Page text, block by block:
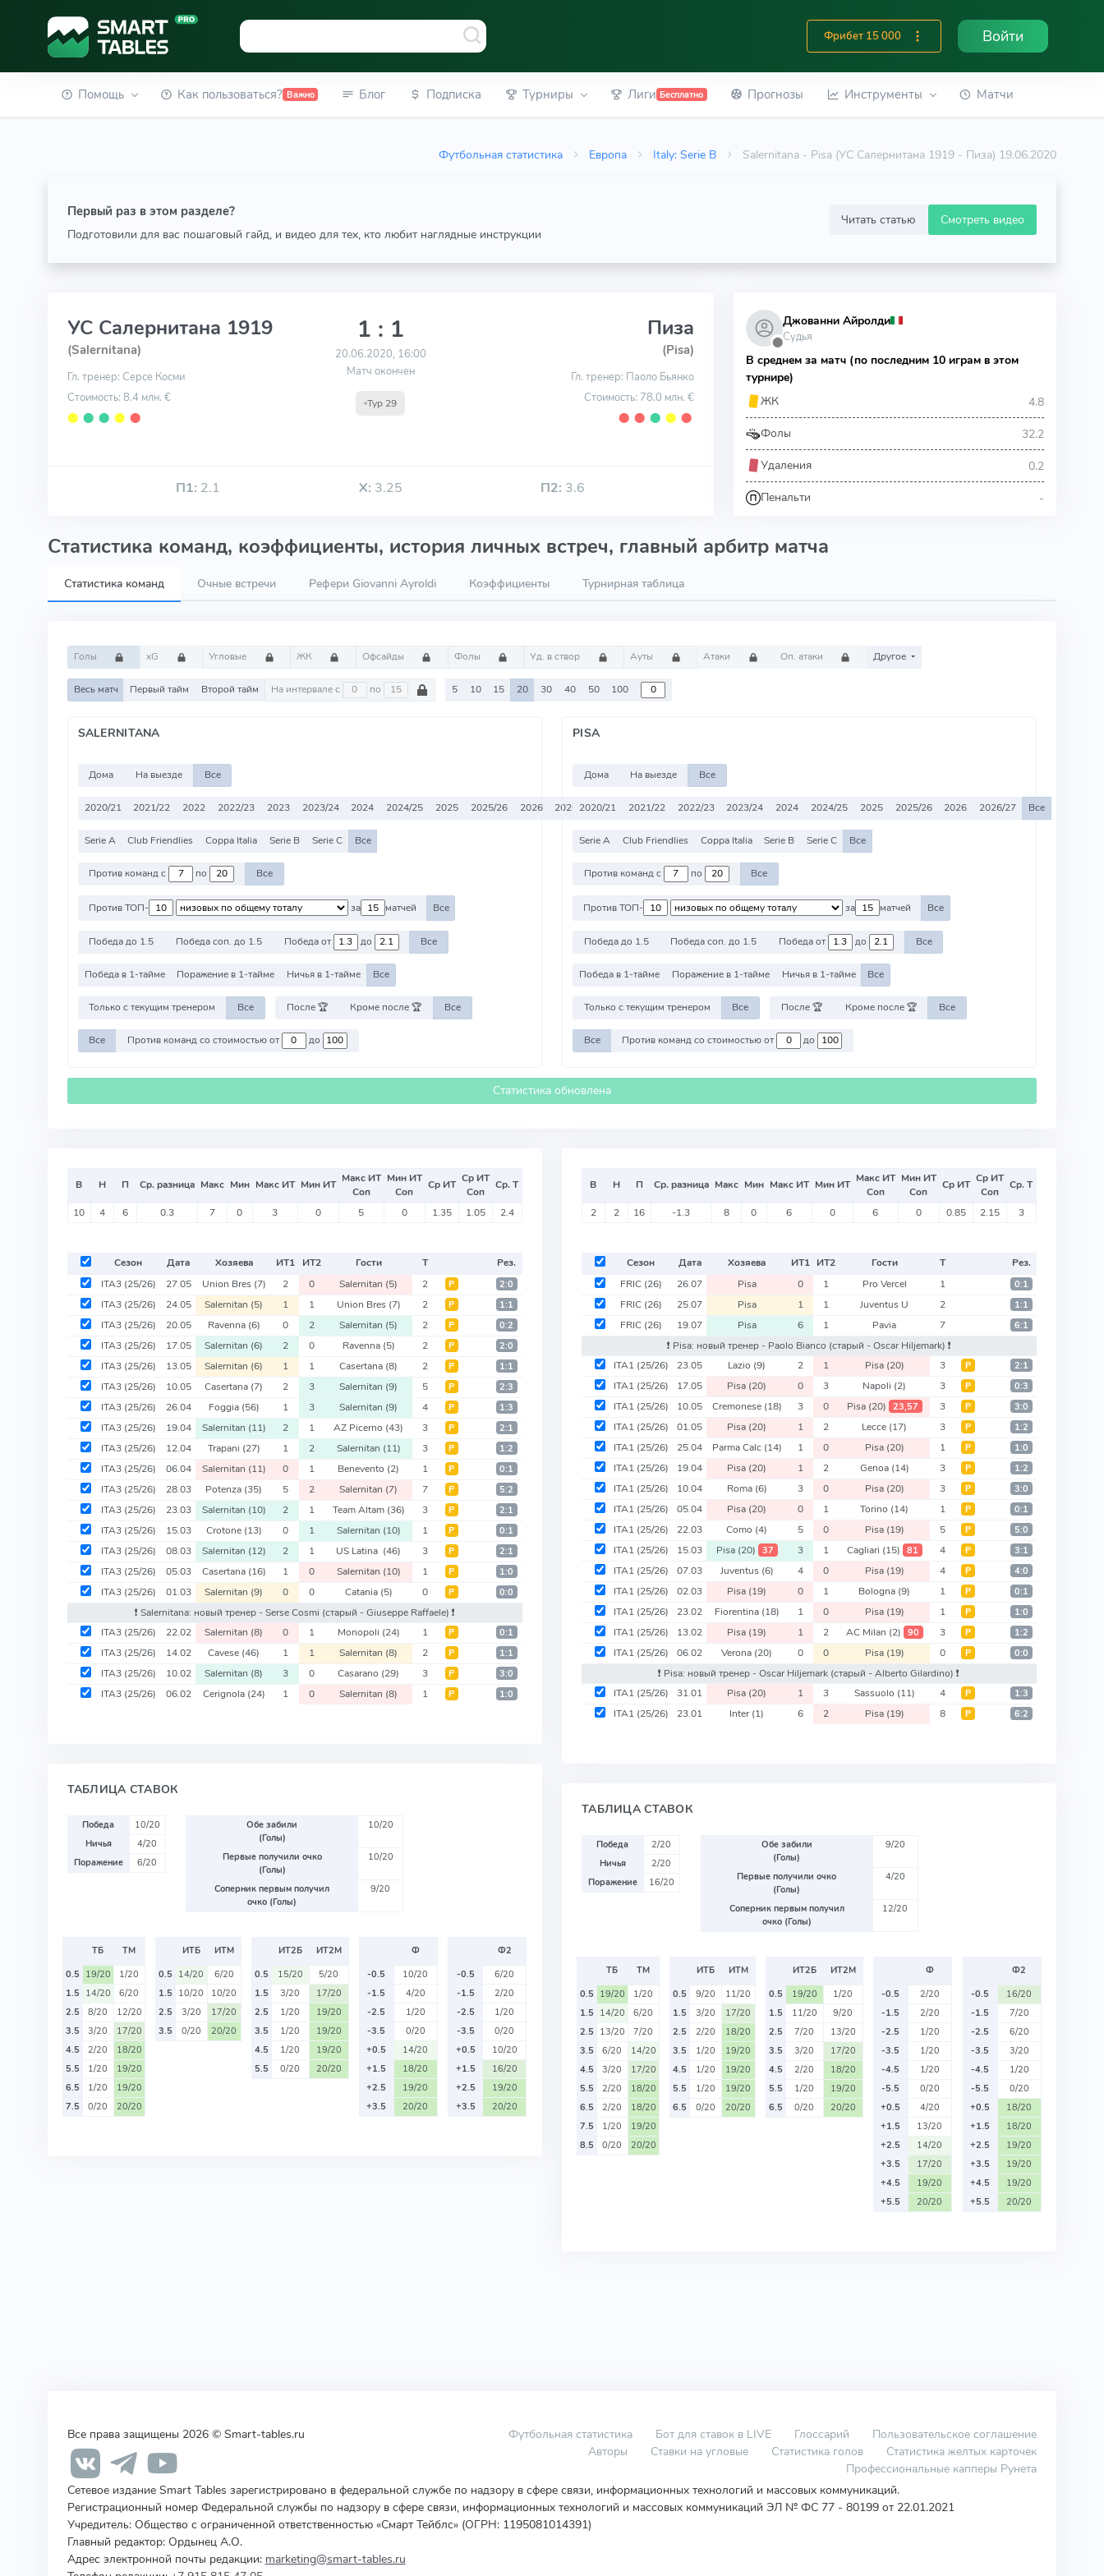
Фрибет 15 000 Войти
Помощь Как пользоваться? Важно Блог Подписка Турниры Лиги Бесплатно Прогнозы Инструменты Матчи
Футбольная статистика Европа Italy: Serie B Salernitana - Pisa (УС Салернитана 1919 - Пиза) 19.06.2020
Первый раз в этом разделе?
Подготовили для вас пошаговый гайд, и видео для тех, кто любит наглядные инструкции
Читать статью Смотреть видео
УС Салернитана 1919
(Salernitana)
Гл. тренер: Серсе Косми
Стоимость: 8.4 млн. €
⬤ ⬤ ⬤ ⬤ ⬤
1 : 1
20.06.2020, 16:00
Матч окончен
Тур 29
Пиза
(Pisa)
Гл. тренер: Паоло Бьянко
Стоимость: 78.0 млн. €
⬤ ⬤ ⬤ ⬤ ⬤
П1: 2.1 Х: 3.25 П2: 3.6
⬤
Джованни Айролди
Судья
В среднем за матч (по последним 10 играм в этом
турнире)
ЖК
4.8
Фолы 32.2
Удаления 0.2
Пенальти -
Статистика команд, коэффициенты, история личных встреч, главный арбитр матча
Статистика команд Очные встречи Рефери Giovanni Ayroldi Коэффициенты Турнирная таблица
Голы xG Угловые ЖК Офсайды Фолы Уд. в створ Ауты Атаки Оп. атаки Другое
Весь матч Первый тайм Второй тайм На интервале с по 5 10 15 20 30 40 50 100
SALERNITANA
Дома На выезде Все
2020/21 2021/22 2022 2022/23 2023 2023/24 2024 2024/25 2025 2025/26 2026 2026/27 Все
Serie A Club Friendlies Coppa Italia Serie B Serie C Все
Против команд с по Все
Против ТОП- за матчей Все
Победа до 1.5 Победа соп. до 1.5 Победа от до Все
Победа в 1-тайме Поражение в 1-тайме Ничья в 1-тайме Все
Только с текущим тренером Все После 🏆 Кроме после 🏆 Все
Все Против команд со стоимостью от до
PISA
Дома На выезде Все
2020/21 2021/22 2022/23 2023/24 2024 2024/25 2025 2025/26 2026 2026/27 Все
Serie A Club Friendlies Coppa Italia Serie B Serie C Все
Против команд с по Все
Против ТОП- за матчей Все
Победа до 1.5 Победа соп. до 1.5 Победа от до Все
Победа в 1-тайме Поражение в 1-тайме Ничья в 1-тайме Все
Только с текущим тренером Все После 🏆 Кроме после 🏆 Все
Все Против команд со стоимостью от до
Статистика обновлена
В Н П Ср. разница Макс Мин Макс ИТ Мин ИТ Макс ИТ
Соп
Мин ИТ
Соп
Ср ИТ Ср ИТ
Соп
Ср. Т
10 4 6 0.3 7 0 3 0 5 0 1.35 1.05 2.4
Сезон Дата Хозяева ИТ1 ИТ2 Гости Т
Рез.
ITA3 (25/26) 27.05 Union Bres (7) 2 0 Salernitan (5) 2 Р 2:0
ITA3 (25/26) 24.05 Salernitan (5) 1 1 Union Bres (7) 2 Р 1:1
ITA3 (25/26) 20.05 Ravenna (6) 0 2 Salernitan (5) 2 Р 0:2
ITA3 (25/26) 17.05 Salernitan (6) 2 0 Ravenna (5) 2 Р 2:0
ITA3 (25/26) 13.05 Salernitan (6) 1 1 Casertana (8) 2 Р 1:1
ITA3 (25/26) 10.05 Casertana (7) 2 3 Salernitan (9) 5 Р 2:3
ITA3 (25/26) 26.04 Foggia (56) 1 3 Salernitan (9) 4 Р 1:3
ITA3 (25/26) 19.04 Salernitan (11) 2 1 AZ Picerno (43) 3 Р 2:1
ITA3 (25/26) 12.04 Trapani (27) 1 2 Salernitan (11) 3 Р 1:2
ITA3 (25/26) 06.04 Salernitan (11) 0 1 Benevento (2) 1 Р 0:1
ITA3 (25/26) 28.03 Potenza (35) 5 2 Salernitan (7) 7 Р 5:2
ITA3 (25/26) 23.03 Salernitan (10) 2 1 Team Altam (36) 3 Р 2:1
ITA3 (25/26) 15.03 Crotone (13) 0 1 Salernitan (10) 1 Р 0:1
ITA3 (25/26) 08.03 Salernitan (12) 2 1 US Latina (46) 3 Р 2:1
ITA3 (25/26) 05.03 Casertana (16) 1 0 Salernitan (10) 1 Р 1:0
ITA3 (25/26) 01.03 Salernitan (9) 0 0 Catania (5) 0 Р 0:0
❗️ Salernitana: новый тренер - Serse Cosmi (старый - Giuseppe Raffaele) ❗️
ITA3 (25/26) 22.02 Salernitan (8) 0 1 Monopoli (24) 1 Р 0:1
ITA3 (25/26) 14.02 Cavese (46) 1 1 Salernitan (8) 2 Р 1:1
ITA3 (25/26) 10.02 Salernitan (8) 3 0 Casarano (29) 3 Р 3:0
ITA3 (25/26) 06.02 Cerignola (24) 1 0 Salernitan (8) 1 Р 1:0
ТАБЛИЦА СТАВОК
Победа
10/20
Ничья
4/20
Поражение
6/20
Обе забили
(Голы)
10/20
Первые получили очко
(Голы)
10/20
Соперник первым получил
очко (Голы)
9/20
ТБ
ТМ
0.5 19/20
1/20
1.5 14/20
6/20
2.5
8/20
12/20
3.5
3/20
17/20
4.5
2/20
18/20
5.5
1/20
19/20
6.5
1/20
19/20
7.5
0/20 20/20
ИТБ
ИТМ
0.5 14/20
6/20
1.5 10/20
10/20
2.5
3/20
17/20
3.5
0/20 20/20
ИТ2Б
ИТ2М
0.5
15/20
5/20
1.5
3/20
17/20
2.5
1/20
19/20
3.5
1/20
19/20
4.5
1/20
19/20
5.5
0/20 20/20
Ф
-0.5
10/20
-1.5
4/20
-2.5
1/20
-3.5
0/20
+0.5
14/20
+1.5
18/20
+2.5
19/20
+3.5
20/20
Ф2
-0.5
6/20
-1.5
2/20
-2.5
1/20
-3.5
0/20
+0.5
10/20
+1.5
16/20
+2.5
19/20
+3.5
20/20
В Н П Ср. разница Макс Мин Макс ИТ Мин ИТ Макс ИТ
Соп
Мин ИТ
Соп
Ср ИТ Ср ИТ
Соп
Ср. Т
2 2 16 -1.3 8 0 6 0 6 0 0.85 2.15 3
Сезон Дата Хозяева ИТ1 ИТ2 Гости Т
Рез.
FRIC (26) 26.07 Pisa 0 1 Pro Vercel 1 0:1
FRIC (26) 25.07 Pisa 1 1 Juventus U 2 1:1
FRIC (26) 19.07 Pisa 6 1 Pavia 7 6:1
❗️ Pisa: новый тренер - Paolo Bianco (старый - Oscar Hiljemark) ❗️
ITA1 (25/26) 23.05 Lazio (9) 2 1 Pisa (20) 3 Р 2:1
ITA1 (25/26) 17.05 Pisa (20) 0 3 Napoli (2) 3 Р 0:3
ITA1 (25/26) 10.05 Cremonese (18) 3 0 Pisa (20) 23,57 3 Р 3:0
ITA1 (25/26) 01.05 Pisa (20) 1 2 Lecce (17) 3 Р 1:2
ITA1 (25/26) 25.04 Parma Calc (14) 1 0 Pisa (20) 1 Р 1:0
ITA1 (25/26) 19.04 Pisa (20) 1 2 Genoa (14) 3 Р 1:2
ITA1 (25/26) 10.04 Roma (6) 3 0 Pisa (20) 3 Р 3:0
ITA1 (25/26) 05.04 Pisa (20) 0 1 Torino (14) 1 Р 0:1
ITA1 (25/26) 22.03 Como (4) 5 0 Pisa (19) 5 Р 5:0
ITA1 (25/26) 15.03 Pisa (20) 37 3 1 Cagliari (15) 81 4 Р 3:1
ITA1 (25/26) 07.03 Juventus (6) 4 0 Pisa (19) 4 Р 4:0
ITA1 (25/26) 02.03 Pisa (19) 0 1 Bologna (9) 1 Р 0:1
ITA1 (25/26) 23.02 Fiorentina (18) 1 0 Pisa (19) 1 Р 1:0
ITA1 (25/26) 13.02 Pisa (19) 1 2 AC Milan (2) 90 3 Р 1:2
ITA1 (25/26) 06.02 Verona (20) 0 0 Pisa (19) 0 Р 0:0
❗️ Pisa: новый тренер - Oscar Hiljemark (старый - Alberto Gilardino) ❗️
ITA1 (25/26) 31.01 Pisa (20) 1 3 Sassuolo (11) 4 Р 1:3
ITA1 (25/26) 23.01 Inter(1) 6 2 Pisa (19) 8 Р 6:2
ТАБЛИЦА СТАВОК
Победа
2/20
Ничья
2/20
Поражение
16/20
Обе забили
(Голы)
9/20
Первые получили очко
(Голы)
4/20
Соперник первым получил
очко (Голы)
12/20
ТБ
ТМ
0.5 19/20
1/20
1.5 14/20
6/20
2.5 13/20
7/20
3.5
6/20
14/20
4.5
3/20
17/20
5.5
2/20
18/20
6.5
2/20
18/20
7.5
1/20
19/20
8.5
0/20 20/20
ИТБ
ИТМ
0.5
9/20
11/20
1.5
3/20
17/20
2.5
2/20
18/20
3.5
1/20
19/20
4.5
1/20
19/20
5.5
1/20
19/20
6.5
0/20 20/20
ИТ2Б
ИТ2М
0.5
19/20
1/20
1.5
11/20
9/20
2.5
7/20
13/20
3.5
3/20
17/20
4.5
2/20
18/20
5.5
1/20
19/20
6.5
0/20 20/20
Ф
-0.5
2/20
-1.5
2/20
-2.5
1/20
-3.5
1/20
-4.5
1/20
-5.5
0/20
+0.5
4/20
+1.5
13/20
+2.5
14/20
+3.5
17/20
+4.5
19/20
+5.5
20/20
Ф2
-0.5
16/20
-1.5
7/20
-2.5
6/20
-3.5
3/20
-4.5
1/20
-5.5
0/20
+0.5
18/20
+1.5
18/20
+2.5
19/20
+3.5
19/20
+4.5
19/20
+5.5
20/20
Все права защищены 2026 © Smart-tables.ru Футбольная статистика Бот для ставок в LIVE Глоссарий
Пользовательское соглашение
Авторы
Ставки на угловые Статистика голов
Статистика желтых карточек
Профессиональные капперы Рунета
Сетевое издание Smart Tables зарегистрировано в федеральной службе по надзору в сфере связи, информационных технологий и массовых коммуникаций.
Регистрационный номер Федеральной службы по надзору в сфере связи, информационных технологий и массовых коммуникаций ЭЛ № ФС 77 - 80199 от 22.01.2021
Учредитель: Общество с ограниченной ответственностью «Смарт Тейблс» (ОГРН: 1195081014391)
Главный редактор: Ордынец А.О.
Адрес электронной почты редакции: marketing@smart-tables.ru